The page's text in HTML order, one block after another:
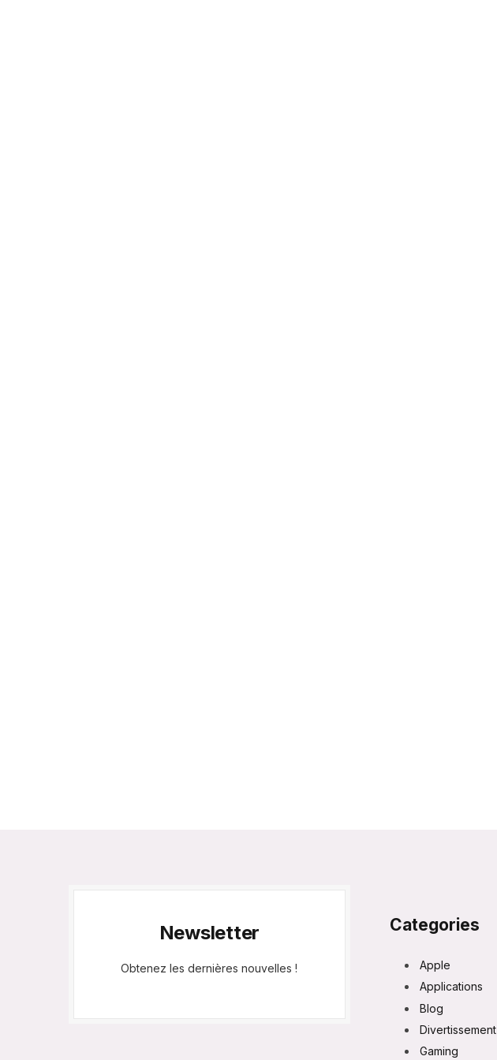
Newsletter
Obtenez les dernières nouvelles !
Categories
Apple
Applications
Blog
Divertissement
Gaming